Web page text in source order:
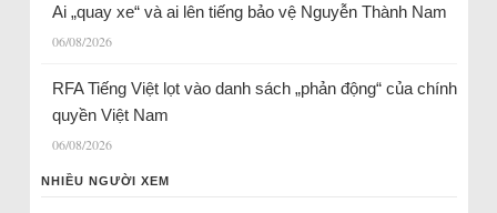
Ai „quay xe“ và ai lên tiếng bảo vệ Nguyễn Thành Nam
06/08/2026
RFA Tiếng Việt lọt vào danh sách „phản động“ của chính
quyền Việt Nam
06/08/2026
NHIỀU NGƯỜI XEM